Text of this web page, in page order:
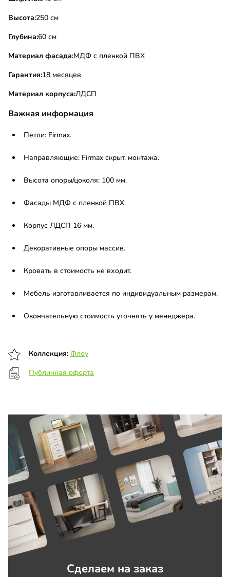
Высота:250 см
Глубина:60 см
Материал фасада:МДФ с пленкой ПВХ
Гарантия:18 месяцев
Материал корпуса:ЛДСП
Важная информация
Петли: Firmax.
Направляющие: Firmax скрыт. монтажа.
Высота опоры/цоколя: 100 мм.
Фасады МДФ с пленкой ПВХ.
Корпус ЛДСП 16 мм.
Декоративные опоры массив.
Кровать в стоимость не входит.
Мебель изготавливается по индивидуальным размерам.
Окончательную стоимость уточнять у менеджера.
Коллекция: Флоу
Публичная оферта
Сделаем на заказ